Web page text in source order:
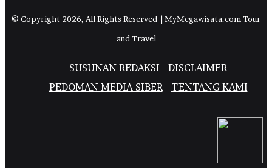
© Copyright 2026, All Rights Reserved | MyMegawisata.com Tour
and Travel
SUSUNAN REDAKSI
DISCLAIMER
PEDOMAN MEDIA SIBER
TENTANG KAMI
Instagram